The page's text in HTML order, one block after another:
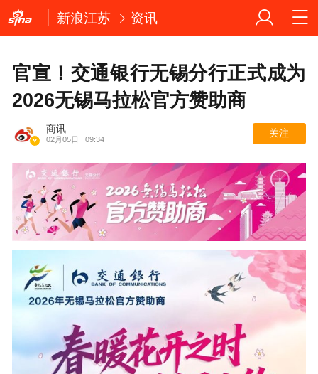
新浪江苏 资讯
官宣！交通银行无锡分行正式成为
2026无锡马拉松官方赞助商
商讯
02月05日 09:34
关注